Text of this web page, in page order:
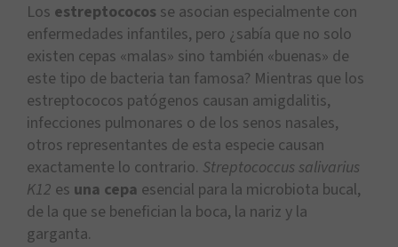
Los estreptococos se asocian especialmente con
enfermedades infantiles, pero ¿sabía que no solo
existen cepas «malas» sino también «buenas» de
este tipo de bacteria tan famosa? Mientras que los
estreptococos patógenos causan amigdalitis,
infecciones pulmonares o de los senos nasales,
otros representantes de esta especie causan
exactamente lo contrario. Streptococcus salivarius
K12 es una cepa esencial para la microbiota bucal,
de la que se benefician la boca, la nariz y la
garganta.